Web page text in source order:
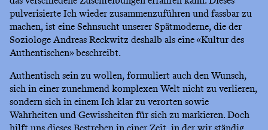
pulverisierte Ich wieder zusammenzuführen und fassbar zu
machen, ist eine Sehnsucht unserer Spätmoderne, die der
Soziologe Andreas Reckwitz deshalb als eine «Kultur des
Authentischen» beschreibt.
Authentisch sein zu wollen, formuliert auch den Wunsch,
sich in einer zunehmend komplexen Welt nicht zu verlieren,
sondern sich in einem Ich klar zu verorten sowie
Wahrheiten und Gewissheiten für sich zu markieren. Doch